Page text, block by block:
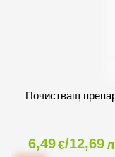
Почистващ
6,49€/12,69